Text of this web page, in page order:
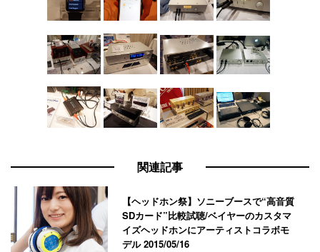
関連記事
【ヘッドホン祭】ソニーブースで“高音質
SDカード”比較試聴/ベイヤーのカスタマ
イズヘッドホンにアーティストコラボモ
デル2015/05/16